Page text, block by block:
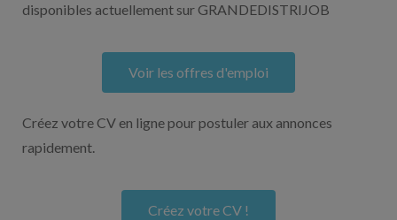
disponibles actuellement sur GRANDEDISTRIJOB
Voir les offres d'emploi
Créez votre CV en ligne pour postuler aux annonces
rapidement.
Créez votre CV !